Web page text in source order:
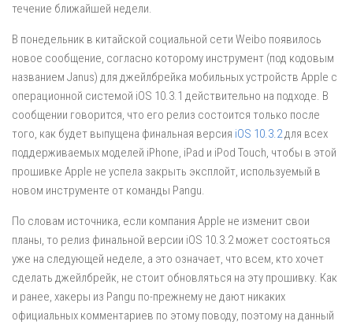
течение ближайшей недели.
В понедельник в китайской социальной сети Weibo появилось
новое сообщение, согласно которому инструмент (под кодовым
названием Janus) для джейлбрейка мобильных устройств Apple с
операционной системой iOS 10.3.1 действительно на подходе. В
сообщении говорится, что его релиз состоится только после
того, как будет выпущена финальная версия iOS 10.3.2 для всех
поддерживаемых моделей iPhone, iPad и iPod Touch, чтобы в этой
прошивке Apple не успела закрыть эксплойт, используемый в
новом инструменте от команды Pangu.
По словам источника, если компания Apple не изменит свои
планы, то релиз финальной версии iOS 10.3.2 может состояться
уже на следующей неделе, а это означает, что всем, кто хочет
сделать джейлбрейк, не стоит обновляться на эту прошивку. Как
и ранее, хакеры из Pangu по-прежнему не дают никаких
официальных комментариев по этому поводу, поэтому на данный